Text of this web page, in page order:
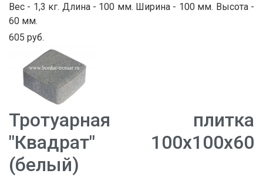
Вес - 1,3 кг. Длина - 100 мм. Ширина - 100 мм. Высота -
60 мм.
605 руб.
Тротуарная плитка
"Квадрат" 100х100х60
(белый)